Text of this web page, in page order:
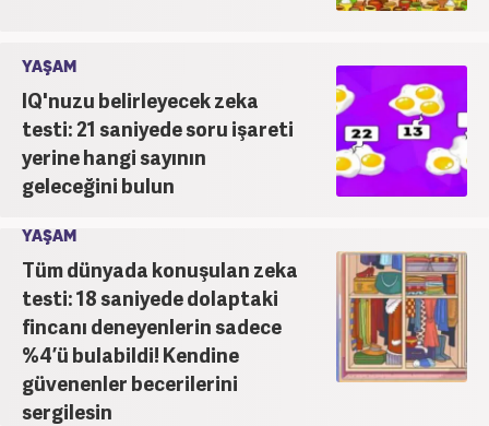
YAŞAM
IQ'nuzu belirleyecek zeka
testi: 21 saniyede soru işareti
yerine hangi sayının
geleceğini bulun
YAŞAM
Tüm dünyada konuşulan zeka
testi: 18 saniyede dolaptaki
fincanı deneyenlerin sadece
%4’ü bulabildi! Kendine
güvenenler becerilerini
sergilesin